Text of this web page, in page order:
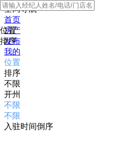
全局导航
首页
房产
发布
我的
位置
排序
位置
排序
不限
开州
不限
不限
入驻时间倒序